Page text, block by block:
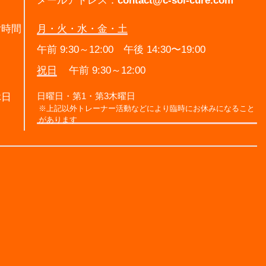
間
月・火・水・金・土
午前 9:30～12:00 午後 14:30〜19:00
祝日
午前 9:30～12:00
日曜日・第1・第3木曜日
※上記以外トレーナー活動などにより臨時にお休みになること
があります